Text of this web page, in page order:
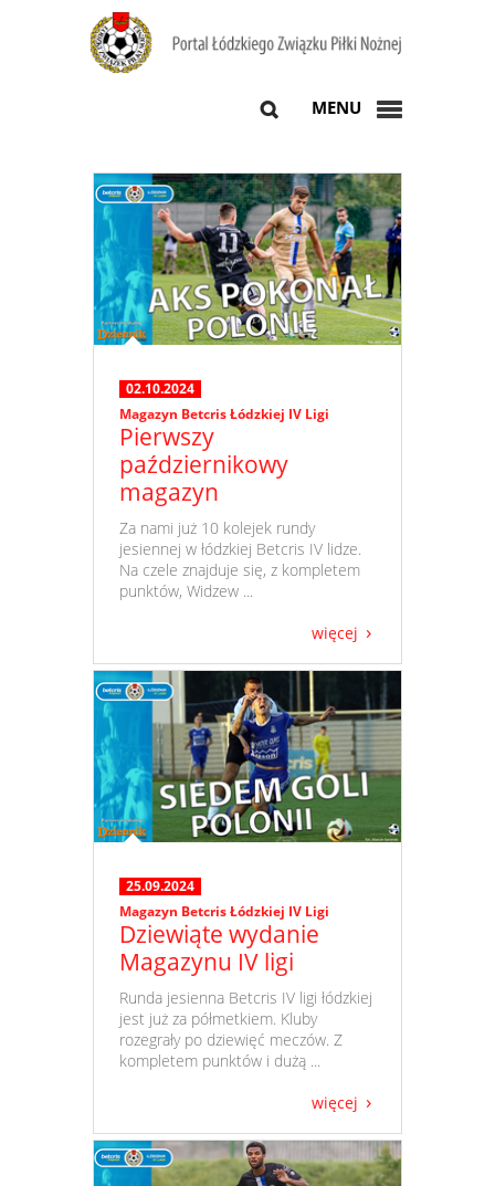
MENU
02.10.2024
Magazyn Betcris Łódzkiej IV Ligi
Pierwszy
październikowy
magazyn
​ Za nami już 10 kolejek rundy
jesiennej w łódzkiej Betcris IV lidze.
Na czele znajduje się, z kompletem
punktów, Widzew ...
więcej
25.09.2024
Magazyn Betcris Łódzkiej IV Ligi
Dziewiąte wydanie
Magazynu IV ligi
​ Runda jesienna Betcris IV ligi łódzkiej
jest już za półmetkiem. Kluby
rozegrały po dziewięć meczów. Z
kompletem punktów i dużą ...
więcej